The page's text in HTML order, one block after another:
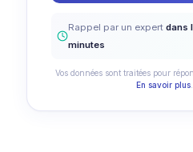
Rappel par un expert dans
minutes
Vos données sont traitées pour
En savoir plus